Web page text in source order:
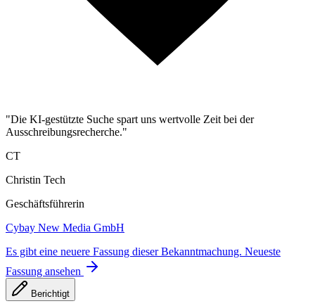
"Die KI-gestützte Suche spart uns wertvolle Zeit bei der
Ausschreibungsrecherche."
CT
Christin Tech
Geschäftsführerin
Cybay New Media GmbH
Es gibt eine neuere Fassung dieser Bekanntmachung. Neueste
Fassung ansehen
Berichtigt